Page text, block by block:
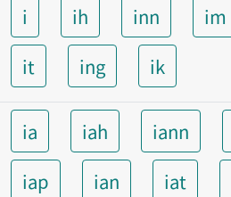
i ih inn im
it
ing ik
ia iah iann
iap
ian iat